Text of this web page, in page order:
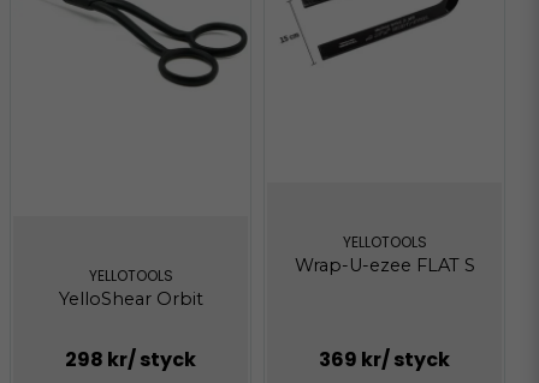
YELLOTOOLS
YelloShear Orbit
298 kr/ styck
YELLOTOOLS
Wrap-U-ezee FLAT S
369 kr/ styck